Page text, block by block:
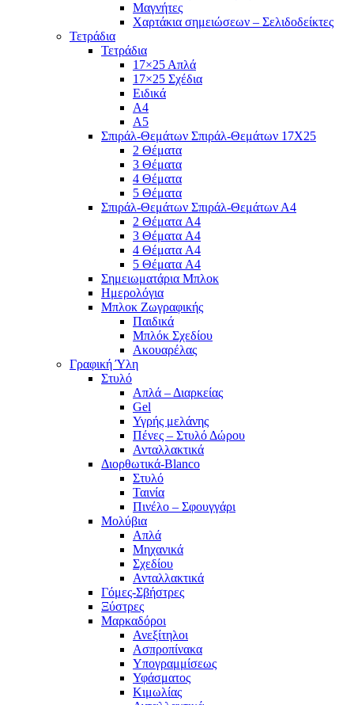
Μαγνήτες
Χαρτάκια σημειώσεων – Σελιδοδείκτες
Τετράδια
Τετράδια
17×25 Απλά
17×25 Σχέδια
Ειδικά
Α4
Α5
Σπιράλ-Θεμάτων Σπιράλ-Θεμάτων 17Χ25
2 Θέματα
3 Θέματα
4 Θέματα
5 Θέματα
Σπιράλ-Θεμάτων Σπιράλ-Θεμάτων Α4
2 Θέματα A4
3 Θέματα A4
4 Θέματα A4
5 Θέματα A4
Σημειωματάρια Μπλοκ
Ημερολόγια
Μπλοκ Ζωγραφικής
Παιδικά
Μπλόκ Σχεδίου
Ακουαρέλας
Γραφική Ύλη
Στυλό
Απλά – Διαρκείας
Gel
Υγρής μελάνης
Πένες – Στυλό Δώρου
Ανταλλακτικά
Διορθωτικά-Blanco
Στυλό
Ταινία
Πινέλο – Σφουγγάρι
Μολύβια
Απλά
Μηχανικά
Σχεδίου
Ανταλλακτικά
Γόμες-Σβήστρες
Ξύστρες
Μαρκαδόροι
Ανεξίτηλοι
Ασπροπίνακα
Υπογραμμίσεως
Υφάσματος
Κιμωλίας